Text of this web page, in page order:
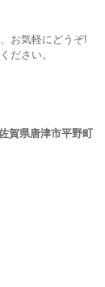
お気軽にどうぞ!
ださい。
賀県唐津市平野町